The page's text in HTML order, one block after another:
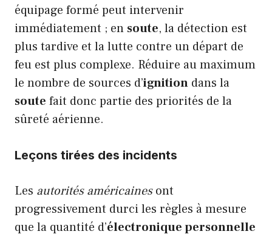
équipage formé peut intervenir
immédiatement ; en soute, la détection est
plus tardive et la lutte contre un départ de
feu est plus complexe. Réduire au maximum
le nombre de sources d’ignition dans la
soute fait donc partie des priorités de la
sûreté aérienne.
Leçons tirées des incidents
Les autorités américainesont
progressivement durci les règles à mesure
que la quantité d’électronique personnelle